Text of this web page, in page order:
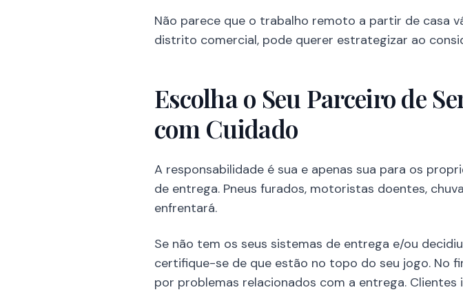
Não parece que o trabalho remoto a partir de casa
distrito comercial, pode querer estrategizar ao
Escolha o Seu Parceiro de
com Cuidado
A responsabilidade é sua e apenas sua para os
de entrega. Pneus furados, motoristas doentes,
enfrentará.
Se não tem os seus sistemas de entrega e/ou
certifique-se de que estão no topo do seu jogo. No
por problemas relacionados com a entrega.